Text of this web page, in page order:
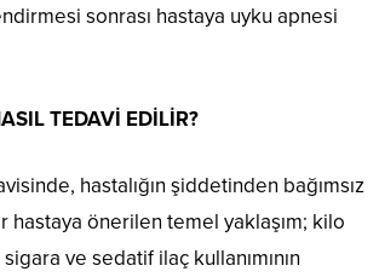
sonrası hastaya uyku apnesi
TEDAVİ EDİLİR?
hastalığın şiddetinden bağımsız
hastaya önerilen temel yaklaşım; kilo
ve sedatif ilaç kullanımının